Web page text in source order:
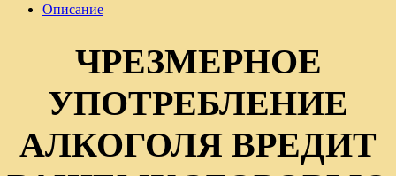
Описание
ЧРЕЗМЕРНОЕ
УПОТРЕБЛЕНИЕ
АЛКОГОЛЯ ВРЕДИТ